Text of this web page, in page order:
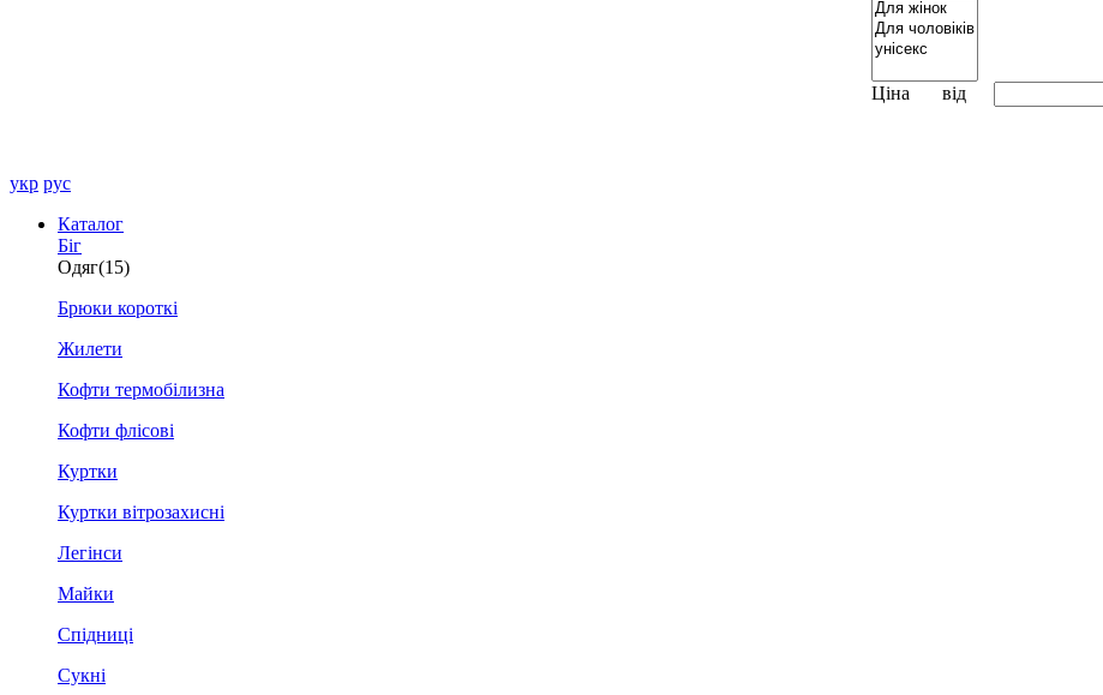
Ціна від
укр рус
Каталог
Біг
Одяг(15)
Брюки короткі
Жилети
Кофти термобілизна
Кофти флісові
Куртки
Куртки вітрозахисні
Легінси
Майки
Спідниці
Сукні